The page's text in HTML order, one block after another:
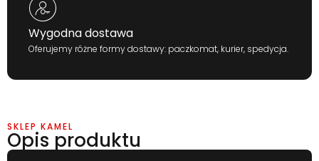
Wygodna dostawa
Oferujemy różne formy dostawy: paczkomat, kurier, spedycja.
SKLEP KAMEL
Opis produktu